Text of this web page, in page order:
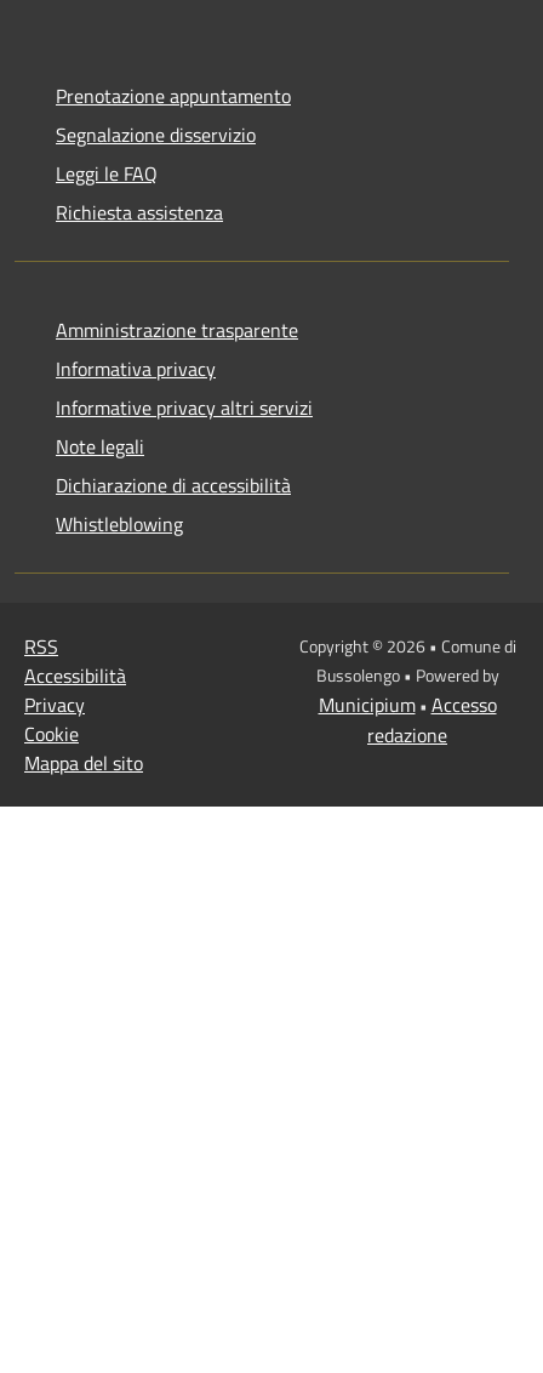
Prenotazione appuntamento
Segnalazione disservizio
Leggi le FAQ
Richiesta assistenza
Amministrazione trasparente
Informativa privacy
Informative privacy altri servizi
Note legali
Dichiarazione di accessibilità
Whistleblowing
RSS
Accessibilità
Privacy
Cookie
Mappa del sito
Copyright © 2026 • Comune di
Bussolengo • Powered by
Municipium• Accesso
redazione